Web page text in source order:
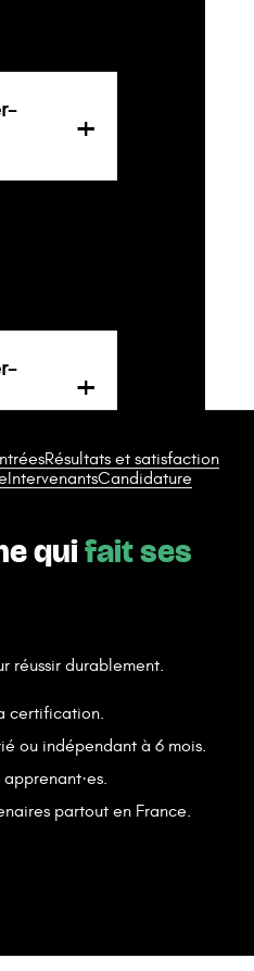
Résultats et satisfaction
IntervenantsCandidature
quifait ses
réussir durablement.
certification.
ou indépendant à 6 mois.
partout en France.